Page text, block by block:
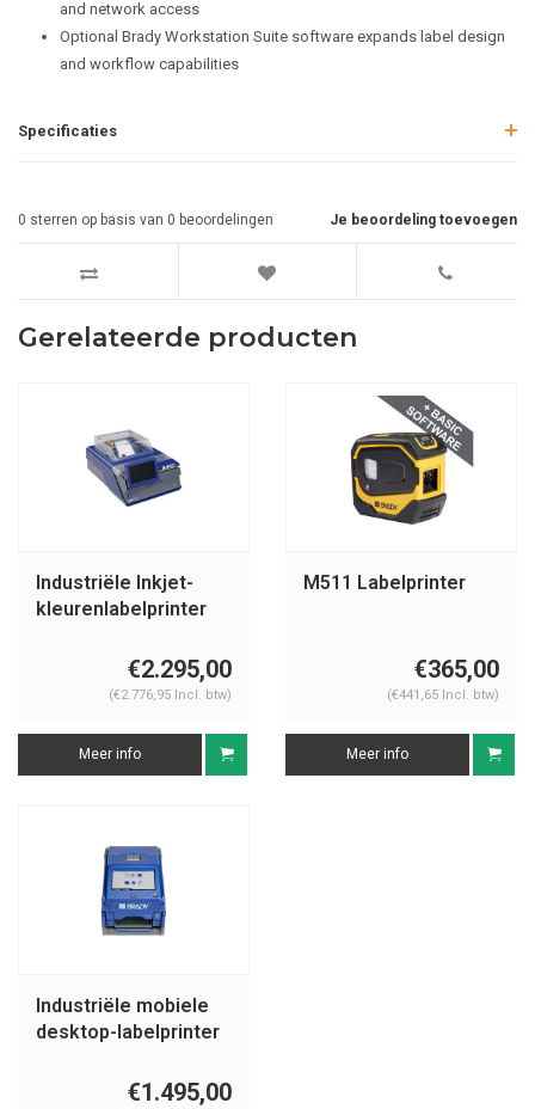
and network access
Optional Brady Workstation Suite software expands label design
and workflow capabilities
Specificaties
Je beoordeling toevoegen
0 sterren op basis van 0 beoordelingen
Gerelateerde producten
Industriële Inkjet-
kleurenlabelprinter
€2.295,00
(€2.776,95 Incl. btw)
Meer info
M511 Labelprinter
€365,00
(€441,65 Incl. btw)
Meer info
Industriële mobiele
desktop-labelprinter
€1.495,00